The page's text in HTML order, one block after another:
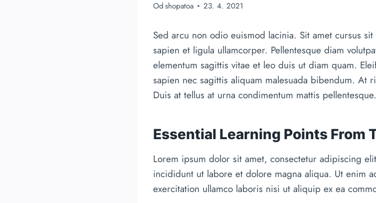
Odshopatoa 23. 4. 2021
Sed arcu non odio euismod lacinia. Sit amet cursus
sapien et ligula ullamcorper. Pellentesque diam
elementum sagittis vitae et leo duis ut diam quam.
sapien nec sagittis aliquam malesuada bibendum. At
Duis at tellus at urna condimentum mattis pellentesque.
Essential Learning Points From
Lorem ipsum dolor sit amet, consectetur adipiscing
incididunt ut labore et dolore magna aliqua. Ut enim
exercitation ullamco laboris nisi ut aliquip ex ea